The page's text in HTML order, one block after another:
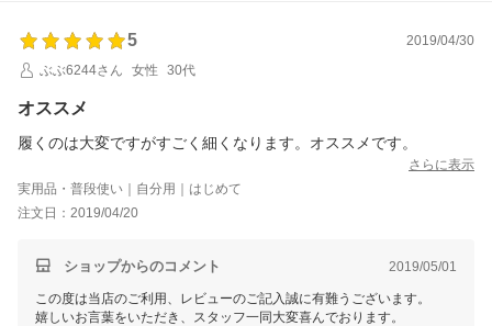
5
2019/04/30
ぶぶ6244さん
女性 30代
オススメ
履くのは大変ですがすごく細くなります。オススメです。
さらに表示
実用品・普段使い｜自分用｜はじめて
注文日：2019/04/20
ショップからのコメント 2019/05/01
この度は当店のご利用、レビューのご記入誠に有難うございます。
嬉しいお言葉をいただき、スタッフ一同大変喜んでおります。